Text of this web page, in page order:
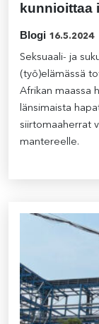
kunnioittaa
Blogi 16.5.2024
Seksuaali- ja
(työ)elämässä
Afrikan maassa
länsimaista
siirtomaaherrat
mantereelle.